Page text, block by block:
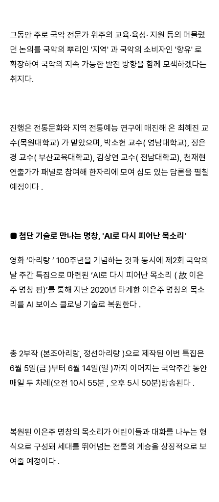
그동안 주로 국악 전문가 위주의 교육·육성· 지원 등의 머물렀
던 논의를 국악의 뿌리인 '지역' 과 국악의 소비자인 '향유' 로
확장하여 국악의 지속 가능한 발전 방향을 함께 모색하겠다는
취지다.
진행은 전통문화와 지역 전통예능 연구에 매진해 온 최혜진 교
수(목원대학교) 가 맡았으며, 박소현 교수( 영남대학교), 정은
경 교수( 부산교육대학교), 김상연 교수( 전남대학교), 천재현
연출가가 패널로 참여해 한자리에 모여 심도 있는 담론을 펼칠
예정이다 .
■ 첨단 기술로 만나는 명창, 'AI로 다시 피어난 목소리 '
영화 ‘아리랑 ’ 100주년을 기념하는 것과 동시에 제2회 국악의
날 주간 특집으로 마련된 ‘AI로 다시 피어난 목소리 ( 故 이은
주 명창 편)’를 통해 지난 2020년 타계한 이은주 명창의 목소
리를 AI 보이스 클로닝 기술로 복원한다 .
총 2부작 (본조아리랑, 정선아리랑 )으로 제작된 이번 특집은
6월 5일(금 )부터 6월 14일(일 )까지 이어지는 국악주간 동안
매일 두 차례(오전 10시 55분 , 오후 5시 50분)방송된다 .
복원된 이은주 명창의 목소리가 어린이들과 대화를 나누는 형
식으로 구성돼 세대를 뛰어넘는 전통의 계승을 상징적으로 보
여줄 예정이다 .